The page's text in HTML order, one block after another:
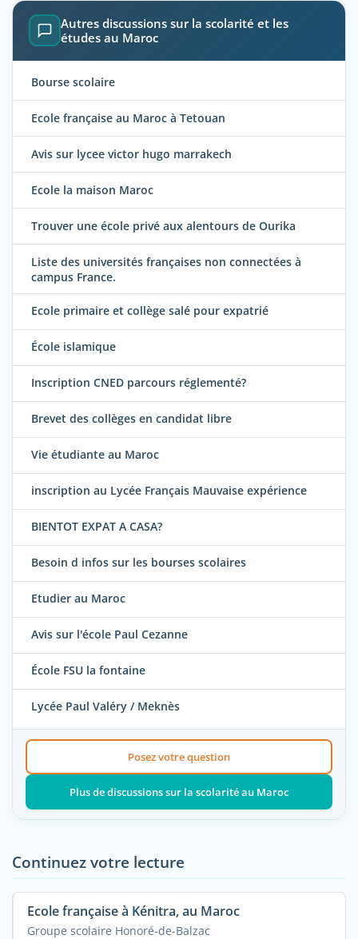
Autres discussions sur la scolarité et les
études au Maroc
Bourse scolaire
Ecole française au Maroc à Tetouan
Avis sur lycee victor hugo marrakech
Ecole la maison Maroc
Trouver une école privé aux alentours de Ourika
Liste des universités françaises non connectées à
campus France.
Ecole primaire et collège salé pour expatrié
École islamique
Inscription CNED parcours réglementé?
Brevet des collèges en candidat libre
Vie étudiante au Maroc
inscription au Lycée Français Mauvaise expérience
BIENTOT EXPAT A CASA?
Besoin d infos sur les bourses scolaires
Etudier au Maroc
Avis sur l'école Paul Cezanne
École FSU la fontaine
Lycée Paul Valéry / Meknès
Posez votre question
Plus de discussions sur la scolarité au Maroc
Continuez votre lecture
Ecole française à Kénitra, au Maroc
Groupe scolaire Honoré-de-Balzac